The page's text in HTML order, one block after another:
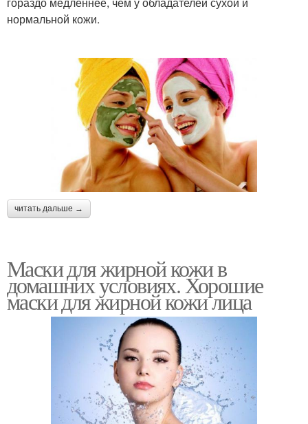
нормальной кожи.
читать дальше →
Маски для жирной кожи в
домашних условиях. Хорошие
маски для жирной кожи лица